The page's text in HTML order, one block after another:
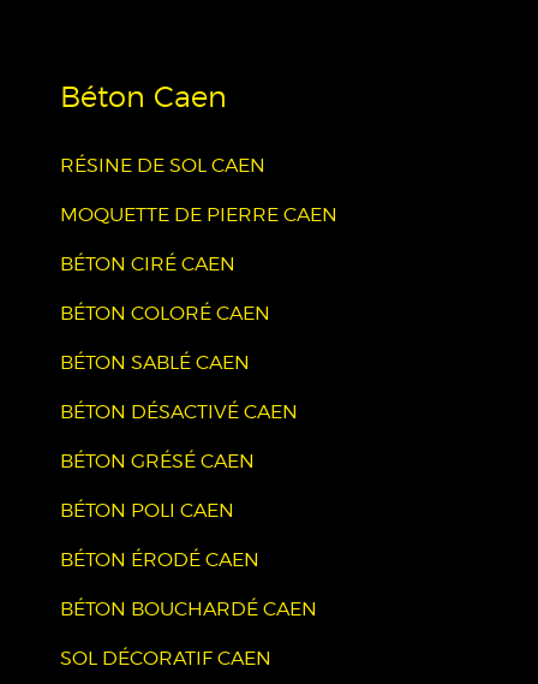
Béton Caen
RÉSINE DE SOL CAEN
MOQUETTE DE PIERRE CAEN
BÉTON CIRÉ CAEN
BÉTON COLORÉ CAEN
BÉTON SABLÉ CAEN
BÉTON DÉSACTIVÉ CAEN
BÉTON GRÉSÉ CAEN
BÉTON POLI CAEN
BÉTON ÉRODÉ CAEN
BÉTON BOUCHARDÉ CAEN
SOL DÉCORATIF CAEN